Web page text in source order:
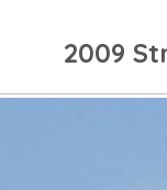
2009